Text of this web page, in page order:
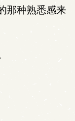
那种熟悉感来